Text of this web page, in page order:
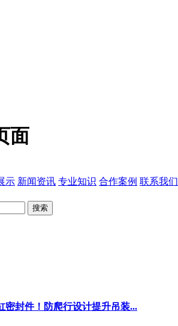
面
示 新闻资讯 专业知识 合作案例 联系我们
搜索
密封件！防爬行设计提升吊装...